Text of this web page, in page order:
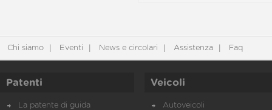
Chi siamo Eventi News e circolari Assistenza Faq
Patenti
La patente di guida
Veicoli
Autoveicoli